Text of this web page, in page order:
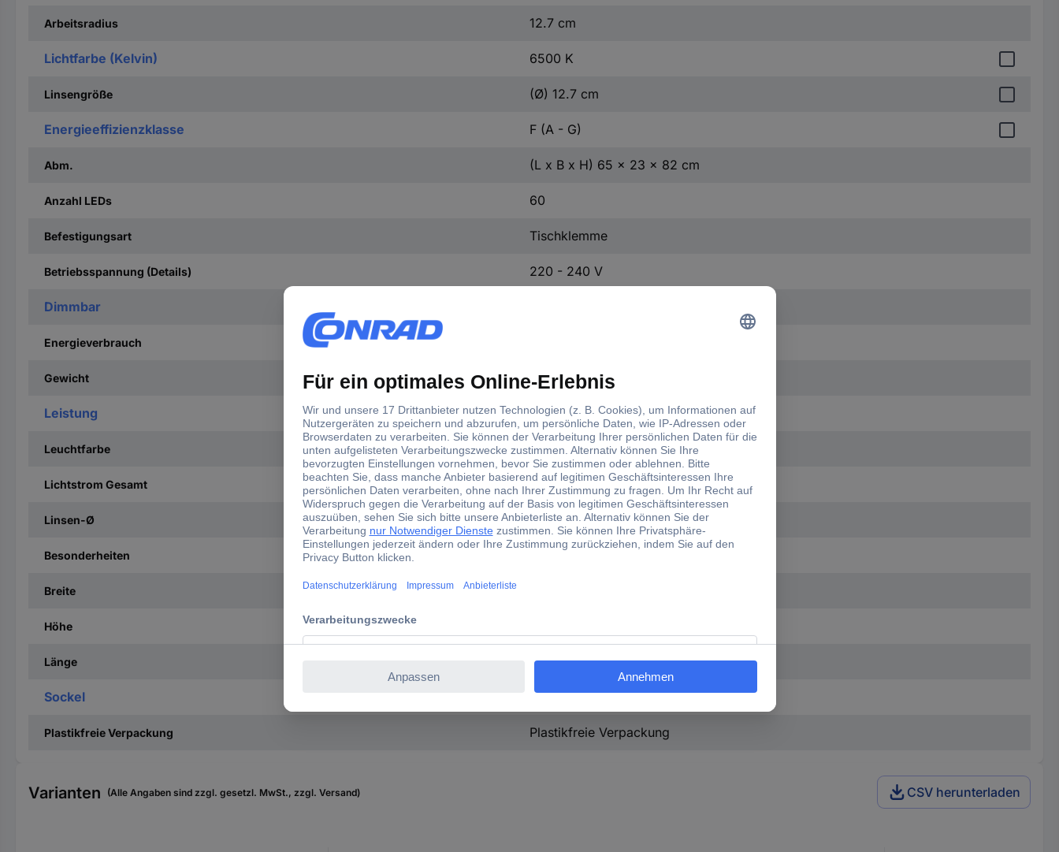
Arbeitsradius 12.7 cm
Lichtfarbe (Kelvin) 6500 K
Linsengröße (Ø) 12.7 cm
Energieeffizienzklasse F (A - G)
Abm. (L x B x H) 65 x 23 x 82 cm
Anzahl LEDs 60
Befestigungsart Tischklemme
Betriebsspannung (Details) 220 - 240 V
Dimmbar
Energieverbrauch
Gewicht 2.26 kg
Leistung 8 W
Leuchtfarbe Kaltweiß
Lichtstrom Gesamt 650 lm
Linsen-Ø 12.7 cm
Besonderheiten wechselbare Linse
Breite
Höhe
Länge 65 cm
Sockel LED
Plastikfreie Verpackung Plastikfreie Verpackung
Varianten (Alle Angaben sind zzgl. gesetzl. MwSt., zzgl. Versand) CSV herunterladen